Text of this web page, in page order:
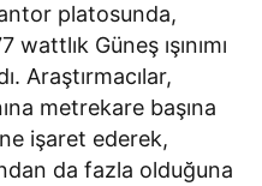
platosunda,
Güneş ışınımı
Araştırmacılar,
metrekare başına
işaret ederek,
da fazla olduğuna